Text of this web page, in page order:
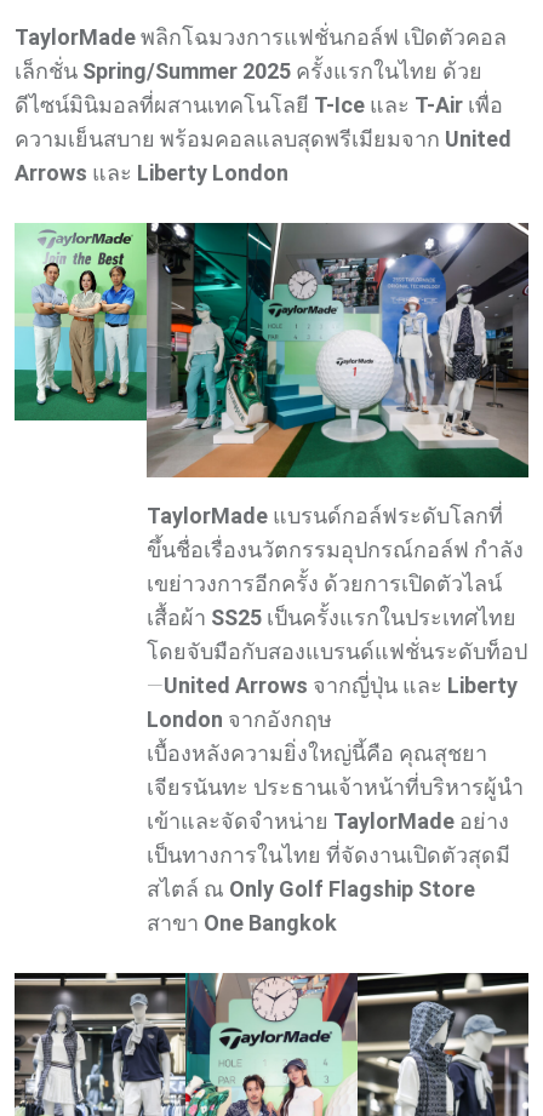
TaylorMadeพลิกโฉมวงการแฟชั่นกอล์ฟ เปิดตัวคอล
เล็กชั่น Spring/Summer 2025 ครั้งแรกในไทย ด้วย
ดีไซน์มินิมอลที่ผสานเทคโนโลยี T-Ice และ T-Air เพื่อ
ความเย็นสบาย พร้อมคอลแลบสุดพรีเมียมจาก United
Arrows และ Liberty London
TaylorMade แบรนด์กอล์ฟระดับโลกที่
ขึ้นชื่อเรื่องนวัตกรรมอุปกรณ์กอล์ฟ กำลัง
เขย่าวงการอีกครั้ง ด้วยการเปิดตัวไลน์
เสื้อผ้า SS25เป็นครั้งแรกในประเทศไทย
โดยจับมือกับสองแบรนด์แฟชั่นระดับท็อป
—United Arrows จากญี่ปุ่น และ Liberty
London จากอังกฤษ
เบื้องหลังความยิ่งใหญ่นี้คือ คุณสุชยา
เจียรนันทะ ประธานเจ้าหน้าที่บริหารผู้นำ
เข้าและจัดจำหน่าย TaylorMadeอย่าง
เป็นทางการในไทย ที่จัดงานเปิดตัวสุดมี
สไตล์ ณ Only Golf Flagship Store
สาขา One Bangkok